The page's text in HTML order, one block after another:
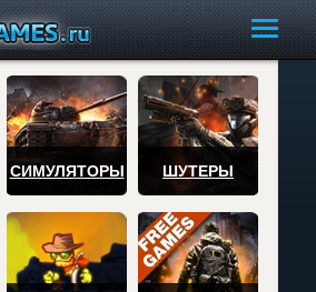
СИМУЛЯТОРЫ ШУТЕРЫ